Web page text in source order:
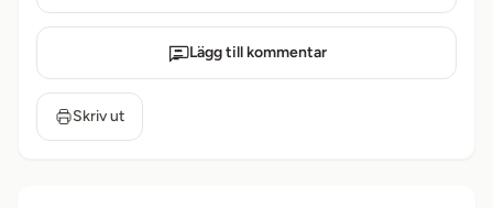
Lägg till kommentar
Skriv ut